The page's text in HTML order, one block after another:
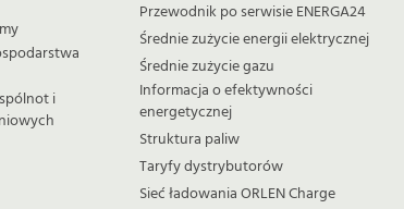
i
Przewodnik po serwisie ENERGA24
Średnie zużycie energii elektrycznej
Średnie zużycie gazu
Informacja o efektywności
energetycznej
Struktura paliw
Taryfy dystrybutorów
Sieć ładowania ORLEN Charge